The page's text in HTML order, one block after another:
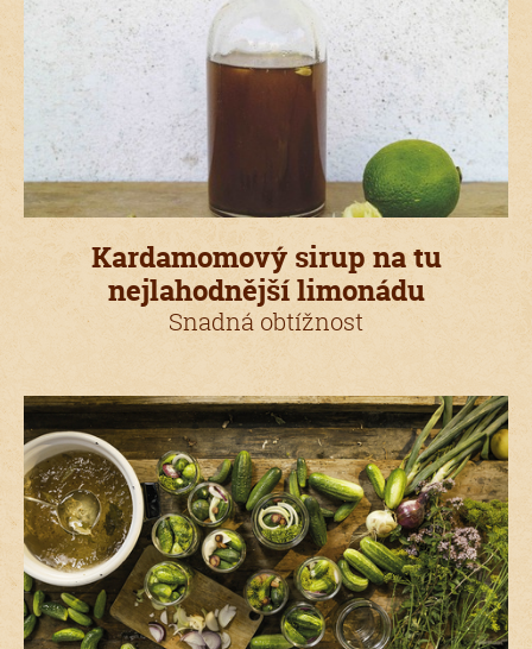
Kardamomový sirup na tu
nejlahodnější limonádu
Snadná obtížnost